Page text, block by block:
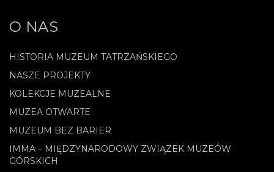
O NAS
HISTORIA MUZEUM TATRZAŃSKIEGO
NASZE PROJEKTY
KOLEKCJE MUZEALNE
MUZEA OTWARTE
MUZEUM BEZ BARIER
IMMA – MIĘDZYNARODOWY ZWIĄZEK MUZEÓW
GÓRSKICH